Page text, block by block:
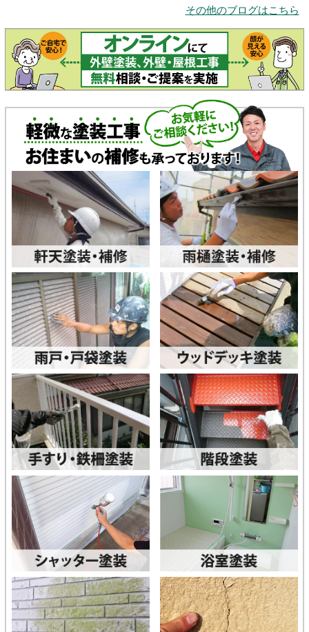
その他のブログはこちら